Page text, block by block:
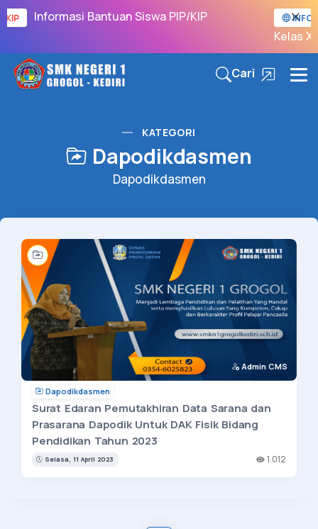
Informasi Bantuan Siswa PIP/KIP INFO
Kelas
Cari
KATEGORI
Dapodikdasmen
Dapodikdasmen
Admin CMS
Dapodikdasmen
Surat Edaran Pemutakhiran Data Sarana dan
Prasarana Dapodik Untuk DAK Fisik Bidang
Pendidikan Tahun 2023
Selasa, 11 April 2023 1.012